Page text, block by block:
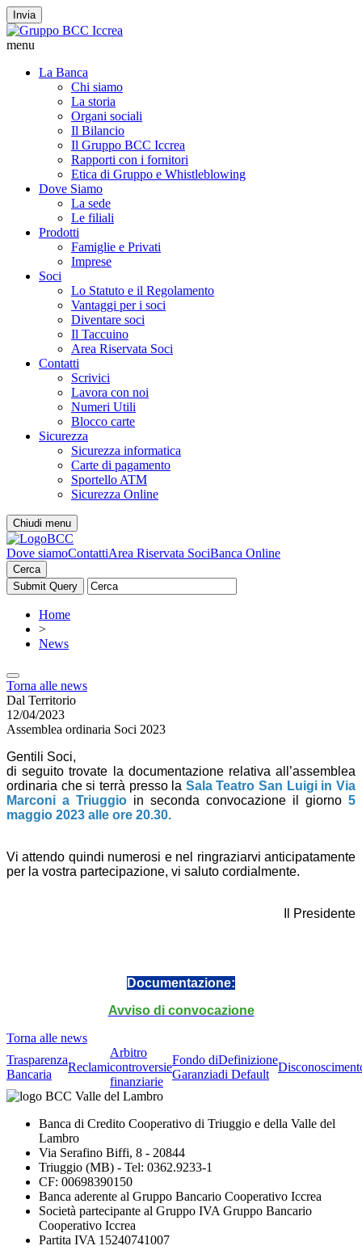
Invia
menu
La Banca
Chi siamo
La storia
Organi sociali
Il Bilancio
Il Gruppo BCC Iccrea
Rapporti con i fornitori
Etica di Gruppo e Whistleblowing
Dove Siamo
La sede
Le filiali
Prodotti
Famiglie e Privati
Imprese
Soci
Lo Statuto e il Regolamento
Vantaggi per i soci
Diventare soci
Il Taccuino
Area Riservata Soci
Contatti
Scrivici
Lavora con noi
Numeri Utili
Blocco carte
Sicurezza
Sicurezza informatica
Carte di pagamento
Sportello ATM
Sicurezza Online
Chiudi menu
Dove siamoContattiArea Riservata SociBanca Online
Cerca
Home
>
News
Torna alle news
Dal Territorio
12/04/2023
Assemblea ordinaria Soci 2023
Gentili Soci,
di seguito trovate la documentazione relativa all’assemblea
ordinaria che si terrà presso la Sala Teatro San Luigi in Via
Marconi a Triuggio in seconda convocazione il giorno 5
maggio 2023 alle ore 20.30.
Vi attendo quindi numerosi e nel ringraziarvi anticipatamente
per la vostra partecipazione, vi saluto cordialmente.
Il Presidente
Documentazione:
Avviso di convocazione
Torna alle news
Trasparenza
Bancaria
Reclami
Arbitro
controversie
finanziarie
Fondo di
Garanzia
Definizione
di Default
Banca di Credito Cooperativo di Triuggio e della Valle del
Lambro
Via Serafino Biffi, 8 - 20844
Triuggio (MB) - Tel: 0362.9233-1
CF: 00698390150
Banca aderente al Gruppo Bancario Cooperativo Iccrea
Società partecipante al Gruppo IVA Gruppo Bancario
Cooperativo Iccrea
Partita IVA 15240741007